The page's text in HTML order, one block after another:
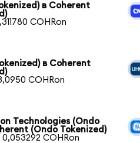
в Coherent
COHRon
в Coherent
COHRon
Technologies (Ondo
(Ondo Tokenized)
0,053292 COHRon